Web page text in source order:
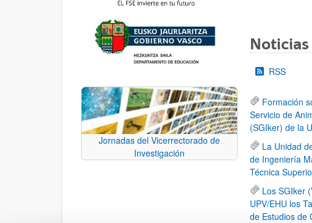
Jornadas del Vicerrectorado de
Investigación
Noticias
RSS
Formación
Servicio de
(SGIker) de la
La Unidad
de Ingeniería
Técnica
Los SGIker
UPV/EHU los
de Estudios de